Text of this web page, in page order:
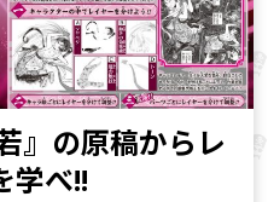
』の原稿からレ
学べ!!